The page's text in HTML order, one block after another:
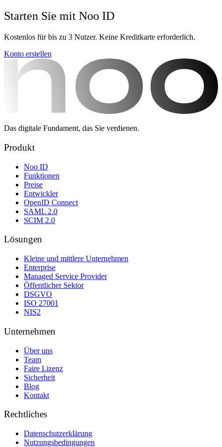
Starten Sie mit Noo ID
Kostenlos für bis zu 3 Nutzer. Keine Kreditkarte erforderlich.
Konto erstellen
Das digitale Fundament, das Sie verdienen.
Produkt
Noo ID
Funktionen
Preise
Entwickler
OpenID Connect
SAML 2.0
SCIM 2.0
Lösungen
Kleine und mittlere Unternehmen
Enterprise
Managed Service Provider
Öffentlicher Sektor
DSGVO
ISO 27001
NIS2
Unternehmen
Über uns
Team
Faire Lizenz
Sicherheit
Blog
Kontakt
Rechtliches
Datenschutzerklärung
Nutzungsbedingungen